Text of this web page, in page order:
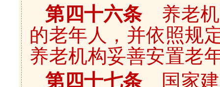
第四十六条养老机
的老年人，并依照规
养老机构妥善安置老
第四十七条国家建